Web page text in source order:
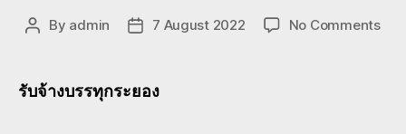
Post
By admin
Post7 August 2022 No Commentson
รับจ้างบรรทุกระยอง